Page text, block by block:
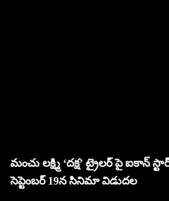
మంచు లక్ష్మి ‘దక్ష’ ట్రైలర్ పై ఐకాన్ స్టార్
సెప్టెంబర్ 19న సినిమా విడుదల